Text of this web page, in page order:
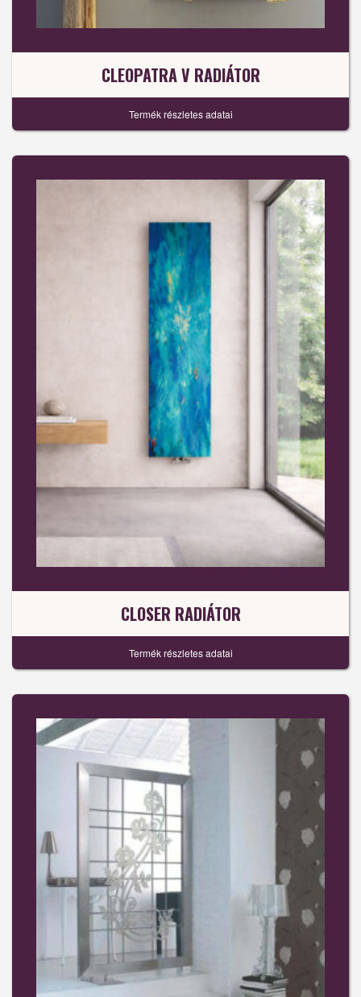
CLEOPATRA V RADIÁTOR
Termék részletes adatai
CLOSER RADIÁTOR
Termék részletes adatai